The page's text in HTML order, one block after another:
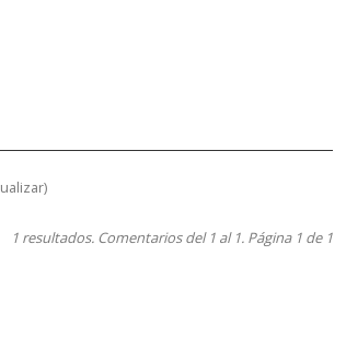
)
1 resultados. Comentarios del 1 al 1. Página 1 de 1